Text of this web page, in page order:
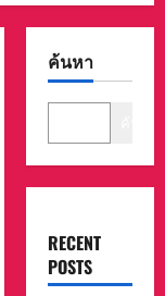
ค้นหา
RECENT
POSTS